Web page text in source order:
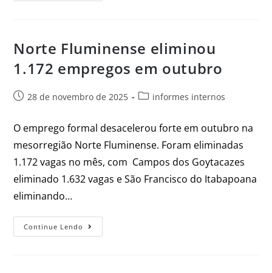
Norte Fluminense eliminou
1.172 empregos em outubro
28 de novembro de 2025 informes internos
O emprego formal desacelerou forte em outubro na
mesorregião Norte Fluminense. Foram eliminadas
1.172 vagas no mês, com Campos dos Goytacazes
eliminado 1.632 vagas e São Francisco do Itabapoana
eliminando…
Continue Lendo